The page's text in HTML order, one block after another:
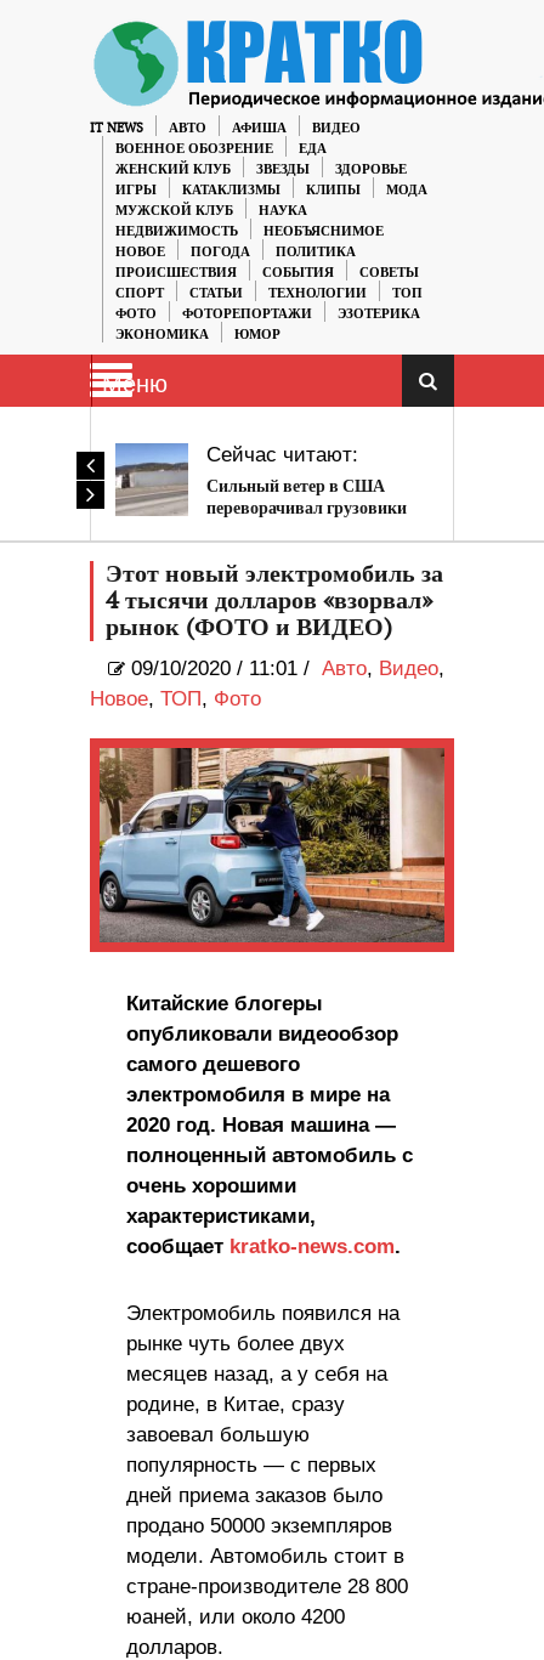
IT NEWS АВТО АФИША
ВИДЕО
ВОЕННОЕ ОБОЗРЕНИЕ
ЕДА
ЖЕНСКИЙ КЛУБ
ЗВЕЗДЫ
ЗДОРОВЬЕ
ИГРЫ
КАТАКЛИЗМЫ КЛИПЫ
МОДА
МУЖСКОЙ КЛУБ
НАУКА
НЕДВИЖИМОСТЬ
НЕОБЪЯСНИМОЕ
НОВОЕ
ПОГОДА
ПОЛИТИКА
ПРОИСШЕСТВИЯ
СОБЫТИЯ
СОВЕТЫ
СПОРТ
СТАТЬИ ТЕХНОЛОГИИ
ТОП
ФОТО
ФОТОРЕПОРТАЖИ
ЭЗОТЕРИКА
ЭКОНОМИКА
ЮМОР
Меню
Сейчас читают:
Сильный ветер в США
переворачивал грузовики
Этот новый электромобиль за
4 тысячи долларов «взорвал»
рынок (ФОТО и ВИДЕО)
09/10/2020 / 11:01 / Авто, Видео,
Новое, ТОП, Фото
Китайские блогеры
опубликовали видеообзор
самого дешевого
электромобиля в мире на
2020 год. Новая машина —
полноценный автомобиль с
очень хорошими
характеристиками,
сообщает kratko-news.com.
Электромобиль появился на
рынке чуть более двух
месяцев назад, а у себя на
родине, в Китае, сразу
завоевал большую
популярность — с первых
дней приема заказов было
продано 50000 экземпляров
модели. Автомобиль стоит в
стране-производителе 28 800
юаней, или около 4200
долларов.